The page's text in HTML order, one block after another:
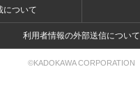
について
利用者情報の外部送信について
©KADOKAWA CORPORATION